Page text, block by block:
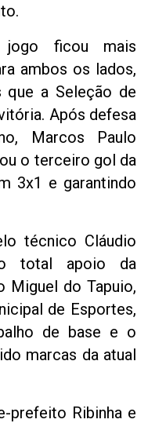
ficou mais
ambos os lados,
a Seleção de
Após defesa
Marcos Paulo
o terceiro gol da
3x1 e garantindo
técnico Cláudio
total apoio da
Miguel do Tapuio,
de Esportes,
de base e o
marcas da atual
prefeito Ribinha e